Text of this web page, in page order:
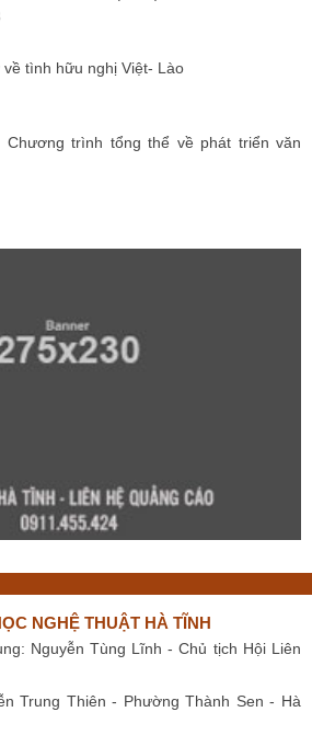
tình hữu nghị Việt- Lào
Chương trình tổng thể về phát triển văn
NGHỆ THUẬT HÀ TĨNH
Nguyễn Tùng Lĩnh - Chủ tịch Hội Liên
Trung Thiên - Phường Thành Sen - Hà